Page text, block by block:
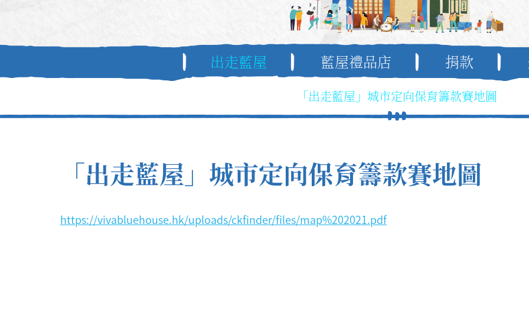
出走藍屋 藍屋禮品店 捐款
「出走藍屋」城市定向保育籌款賽地圖
「出走藍屋」城市定向保育籌款賽地圖
https://vivabluehouse.hk/uploads/ckfinder/files/map%202021.pdf